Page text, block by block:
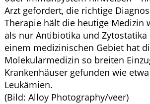
Arzt gefordert, die richtige
Therapie hält die heutige Medizin
als nur Antibiotika und Zytostatika
einem medizinischen Gebiet hat
Molekularmedizin so breiten
Krankenhäuser gefunden wie
Leukämien.
(Bild: Alloy Photography/veer)